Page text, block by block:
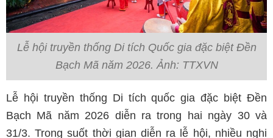
Lễ hội truyền thống Di tích Quốc gia đặc biệt Đền
Bạch Mã năm 2026. Ảnh: TTXVN
Lễ hội truyền thống Di tích quốc gia đặc biệt Đền
Bạch Mã năm 2026 diễn ra trong hai ngày 30 và
31/3. Trong suốt thời gian diễn ra lễ hội, nhiều nghi